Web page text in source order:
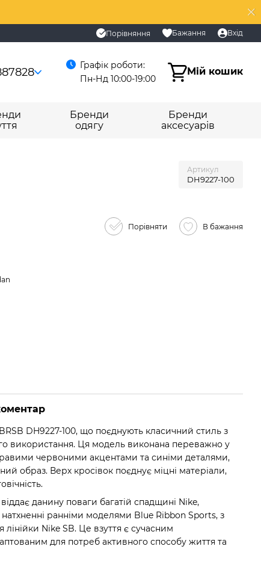
Порівняння Бажання Вхід
Графік роботи:
Пн-Нд 10:00-19:00
Мій кошик
Бренди
одягу
Бренди
аксесуарів
Артикул
DH9227-100
Порівняти В бажання
DH9227-100, що поєднують класичний стиль з
використання. Ця модель виконана переважно у
червоними акцентами та синіми деталями,
образ. Верх кросівок поєднує міцні матеріали,
данину поваги багатій спадщині Nike,
ранніми моделями Blue Ribbon Sports, з
Nike SB. Це взуття є сучасним
для потреб активного способу життя та